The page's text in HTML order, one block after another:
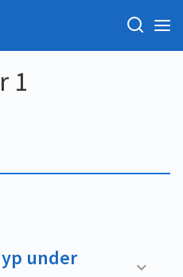
1
under